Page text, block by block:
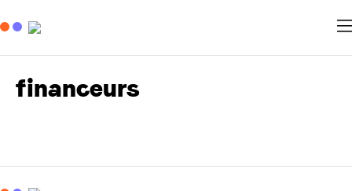
financeurs